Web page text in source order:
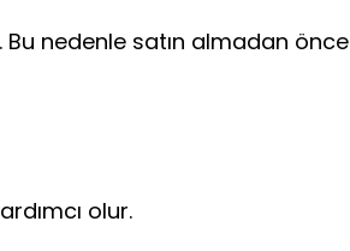
Bu nedenle satın almadan önce
olur.